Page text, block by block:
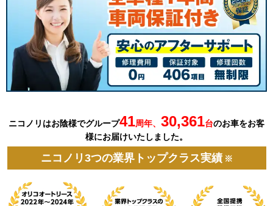
ニコノリはお陰様でグループ41周年、 30,361台のお車をお客
様にお届けいたしました。
ニコノリ3つの業界トップクラス実績 ※